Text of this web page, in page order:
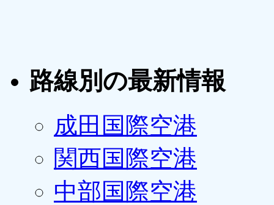
路線別の最新情報
成田国際空港
関西国際空港
中部国際空港